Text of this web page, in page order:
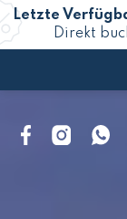
Letzte
Direkt